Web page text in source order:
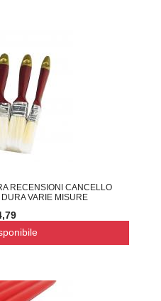
RECENSIONI CANCELLO
VARIE MISURE